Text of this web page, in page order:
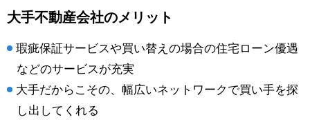
大手不動産会社のメリット
瑕疵保証サービスや買い替えの場合の住宅ローン優遇
などのサービスが充実
大手だからこその、幅広いネットワークで買い手を探
し出してくれる